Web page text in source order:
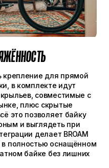
крепление для прямой
в комплекте идут
совместимые с
плюс скрытые
это позволяет байку
и выглядеть при
делает BROAM
полностью оснащённом
байке без лишних